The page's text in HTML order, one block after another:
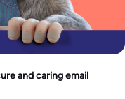
and caring email